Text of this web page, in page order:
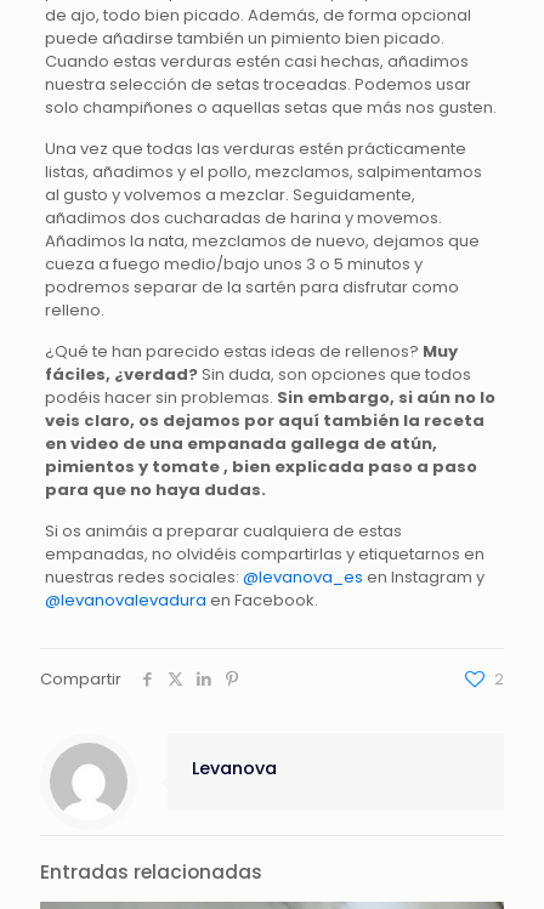
de ajo, todo bien picado. Además, de forma opcional
puede añadirse también un pimiento bien picado.
Cuando estas verduras estén casi hechas, añadimos
nuestra selección de setas troceadas. Podemos usar
solo champiñones o aquellas setas que más nos gusten.
Una vez que todas las verduras estén prácticamente
listas, añadimos y el pollo, mezclamos, salpimentamos
al gusto y volvemos a mezclar. Seguidamente,
añadimos dos cucharadas de harina y movemos.
Añadimos la nata, mezclamos de nuevo, dejamos que
cueza a fuego medio/bajo unos 3 o 5 minutos y
podremos separar de la sartén para disfrutar como
relleno.
¿Qué te han parecido estas ideas de rellenos? Muy
fáciles, ¿verdad?Sin duda, son opciones que todos
podéis hacer sin problemas. Sin embargo, si aún no lo
veis claro, os dejamos por aquí también la receta
en video de una empanada gallega de atún,
pimientos y tomate , bien explicada paso a paso
para que no haya dudas.
Si os animáis a preparar cualquiera de estas
empanadas, no olvidéis compartirlas y etiquetarnos en
nuestras redes sociales: @levanova_es en Instagram y
@levanovalevadura en Facebook.
Compartir 2
Levanova
Entradas relacionadas